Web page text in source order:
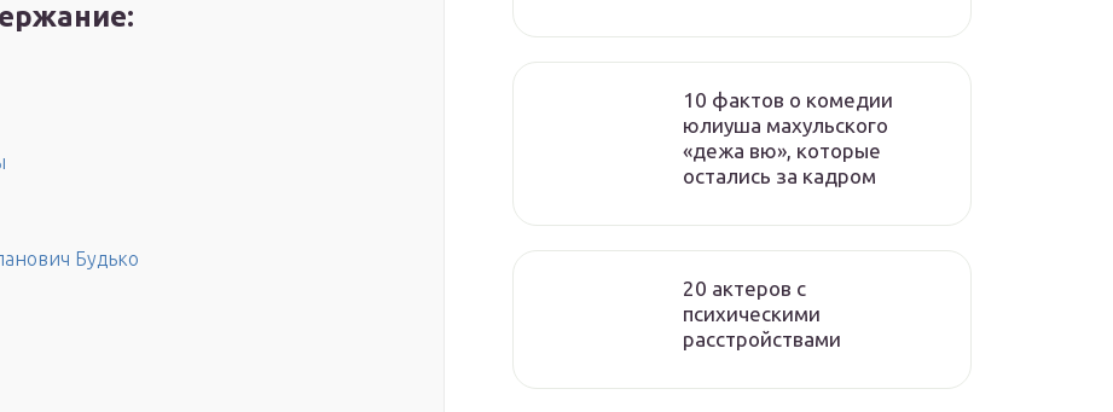
Будько
10 фактов о комедии
юлиуша махульского
«дежа вю», которые
остались за кадром
20 актеров с
психическими
расстройствами